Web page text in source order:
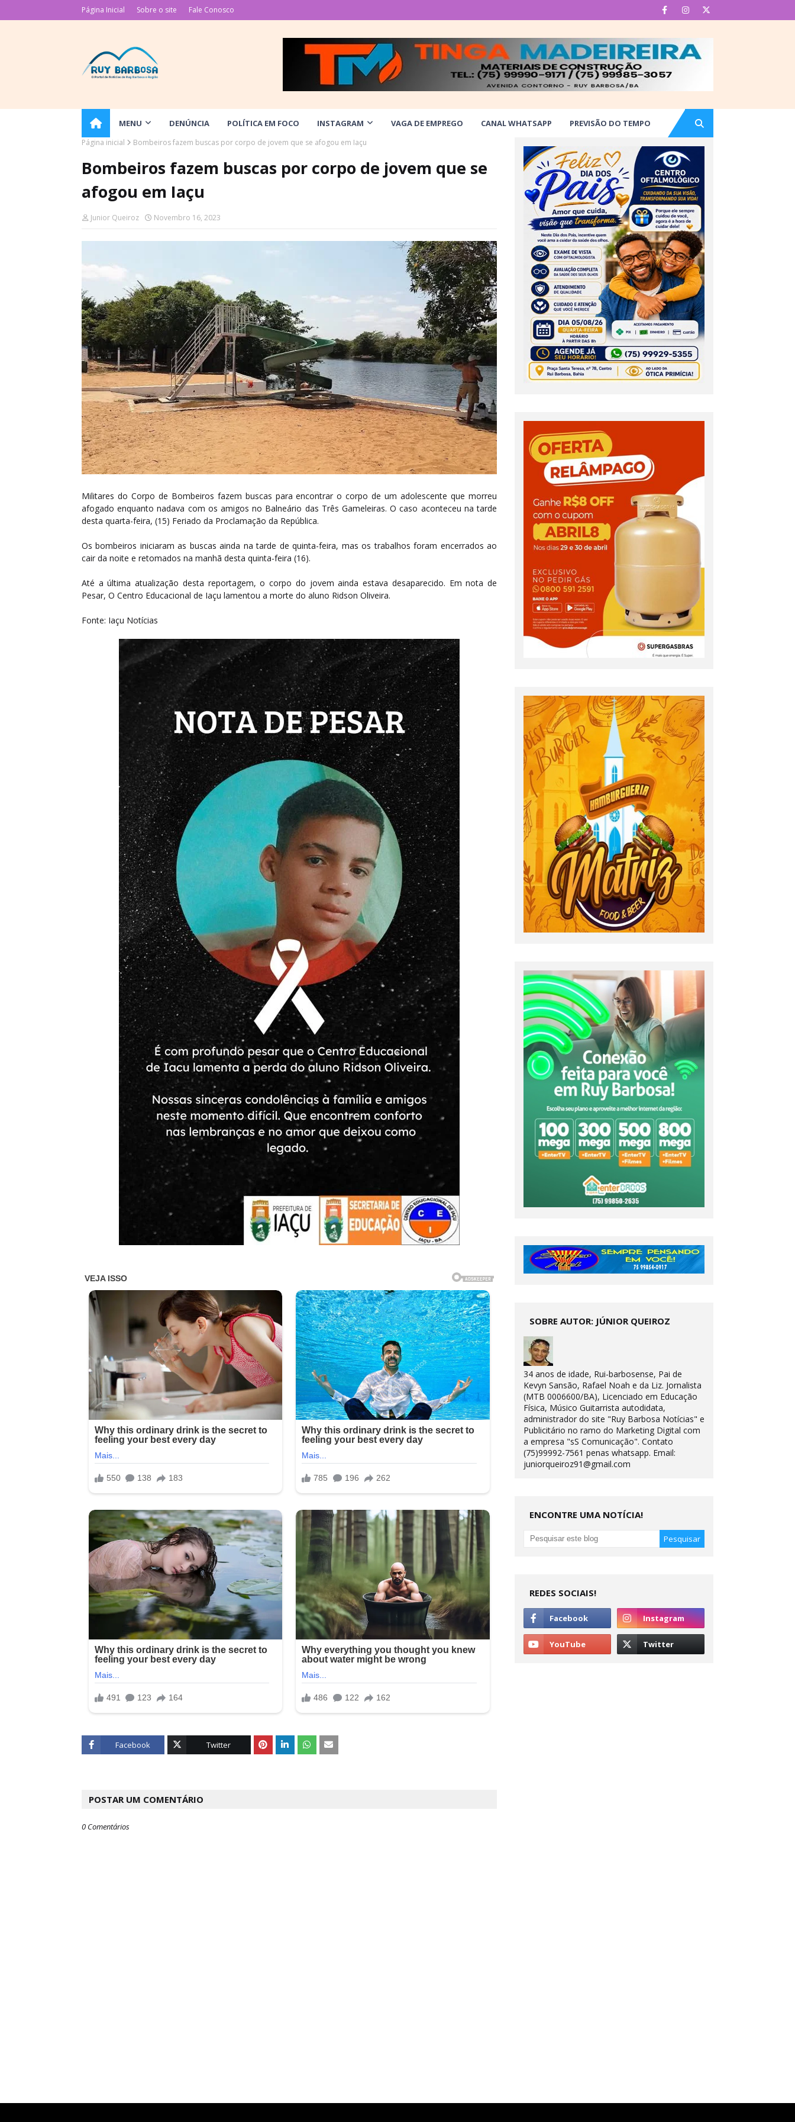
Página Inicial Sobre o site Fale Conosco
MENU DENÚNCIA POLÍTICA EM FOCO INSTAGRAM VAGA DE EMPREGO CANAL WHATSAPP PREVISÃO DO TEMPO
Página inicial Bombeiros fazem buscas por corpo de jovem que se afogou em Iaçu
Bombeiros fazem buscas por corpo de jovem que se
afogou em Iaçu
Junior Queiroz Novembro 16, 2023
Militares do Corpo de Bombeiros fazem buscas para encontrar o corpo de um adolescente que morreu
afogado enquanto nadava com os amigos no Balneário das Três Gameleiras. O caso aconteceu na tarde
desta quarta-feira, (15) Feriado da Proclamação da República.
Os bombeiros iniciaram as buscas ainda na tarde de quinta-feira, mas os trabalhos foram encerrados ao
cair da noite e retomados na manhã desta quinta-feira (16).
Até a última atualização desta reportagem, o corpo do jovem ainda estava desaparecido. Em nota de
Pesar, O Centro Educacional de Iaçu lamentou a morte do aluno Ridson Oliveira.
Fonte: Iaçu Notícias
Facebook Twitter
POSTAR UM COMENTÁRIO
0 Comentários
SOBRE AUTOR: JÚNIOR QUEIROZ
34 anos de idade, Rui-barbosense, Pai de
Kevyn Sansão, Rafael Noah e da Liz. Jornalista
(MTB 0006600/BA), Licenciado em Educação
Física, Músico Guitarrista autodidata,
administrador do site "Ruy Barbosa Notícias" e
Publicitário no ramo do Marketing Digital com
a empresa "sS Comunicação". Contato
(75)99992-7561 penas whatsapp. Email:
juniorqueiroz91@gmail.com
ENCONTRE UMA NOTÍCIA!
REDES SOCIAIS!